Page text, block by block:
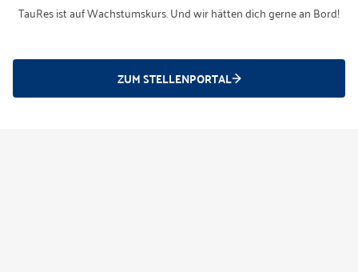
TauRes ist auf Wachstumskurs. Und wir hätten dich gerne an Bord!
ZUM STELLENPORTAL